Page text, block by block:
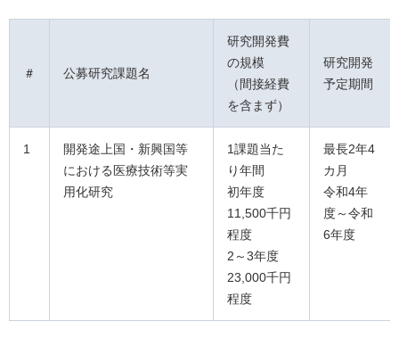
＃ 公募研究課題名
研究開発費
の規模
（間接経費
を含まず）
研究開発
予定期間
1
開発途上国・新興国等
における医療技術等実
用化研究
1課題当た
り年間
初年度
11,500千円
程度
2～3年度
23,000千円
程度
最長2年4
カ月
令和4年
度～令和
6年度